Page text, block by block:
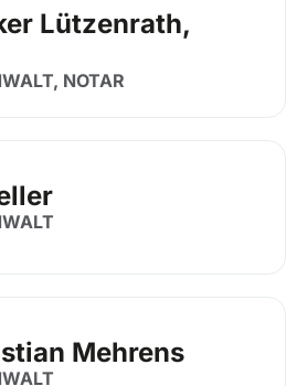
Lützenrath,
NOTAR
Mehrens